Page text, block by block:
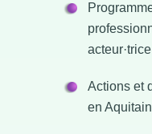
Actions et
en